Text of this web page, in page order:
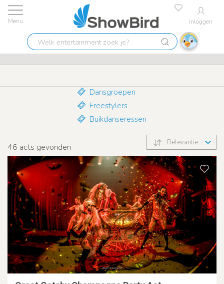
Inloggen
Welk
entertainment
zoek
Laagste prijs garantie 9.7
Dansers
Dansgroepen
Freestylers
Buikdanseressen
46 acts gevonden Relevantie